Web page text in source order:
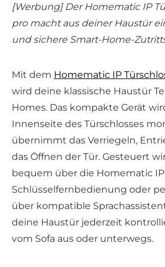
[Werbung] Der Homematic IP
pro macht aus deiner Haustür
und sichere Smart-Home-
Mit dem Homematic IP
wird deine klassische Haustür
Homes. Das kompakte Gerät
Innenseite des Türschlosses
übernimmt das Verriegeln,
das Öffnen der Tür. Gesteuert
bequem über die Homematic
Schlüsselfernbedienung oder
über kompatible
deine Haustür jederzeit
vom Sofa aus oder unterwegs.